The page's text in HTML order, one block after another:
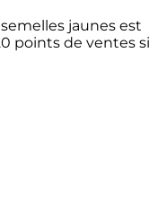
jaunes est
points de ventes si